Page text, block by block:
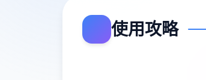
使用攻略